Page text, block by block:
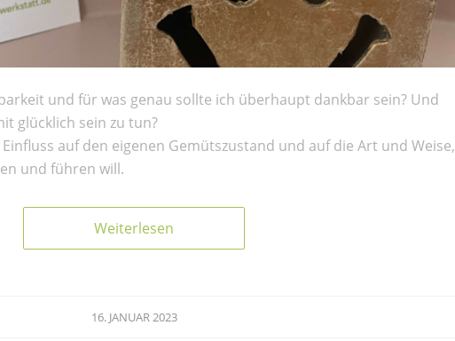
und für was genau sollte ich überhaupt dankbar sein? Und
glücklich sein zu tun?
auf den eigenen Gemütszustand und auf die Art und Weise,
und führen will.
Weiterlesen
16. JANUAR 2023